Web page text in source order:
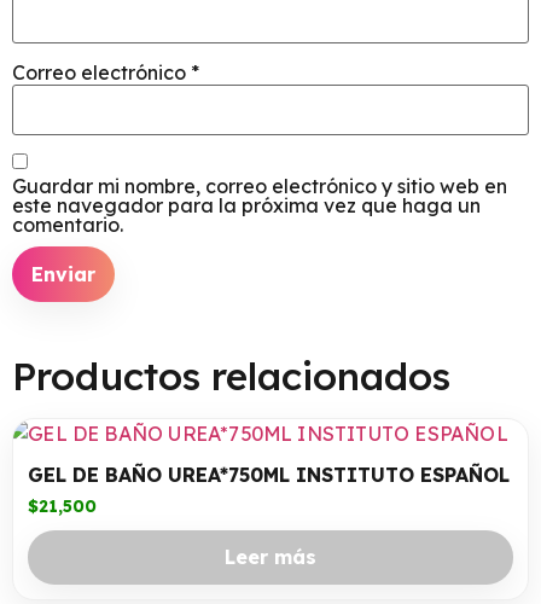
Correo electrónico *
Guardar mi nombre, correo electrónico y sitio web en
este navegador para la próxima vez que haga un
comentario.
Productos relacionados
GEL DE BAÑO UREA*750ML INSTITUTO ESPAÑOL
$21,500
Leer más